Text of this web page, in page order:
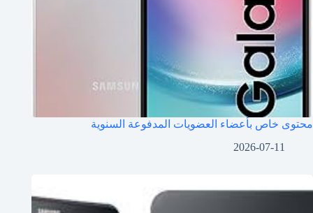
محتوى خاص بأعضاء العضويات المدفوعة السنوية
2026-07-11